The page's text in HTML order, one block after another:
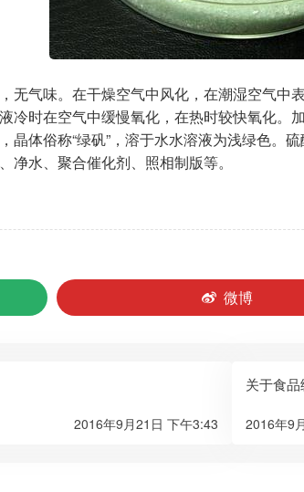
无气味。在干燥空气中风化，在潮湿空气
冷时在空气中缓慢氧化，在热时较快氧化
晶体俗称“绿矾”，溶于水水溶液为浅绿色。
水、聚合催化剂、照相制版等。
微博
2016年9月21日 下午3:43
关于食
2016年9